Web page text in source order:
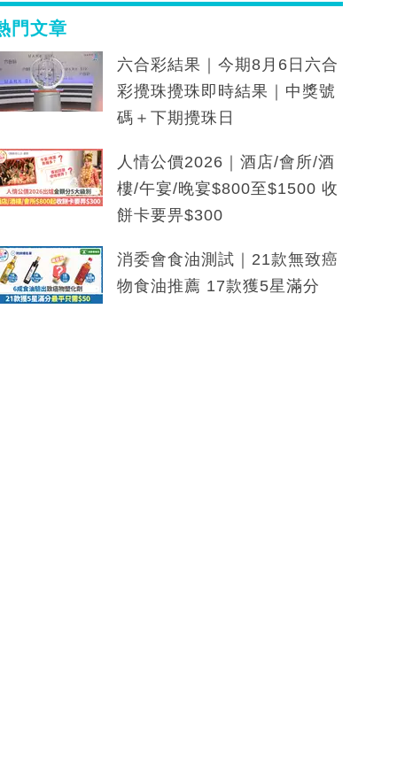
門文章
六合彩結果｜今期8月6日六合
彩攪珠攪珠即時結果｜中獎號
碼＋下期攪珠日
人情公價2026｜酒店/會所/酒
樓/午宴/晚宴$800至$1500 收
餅卡要畀$300
消委會食油測試｜21款無致癌
物食油推薦 17款獲5星滿分